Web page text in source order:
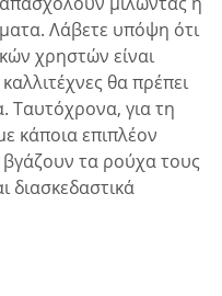
Λάβετε υπόψη ότι
χρηστών είναι
θα πρέπει
Ταυτόχρονα, για τη
κάποια επιπλέον
τα ρούχα τους
διασκεδαστικά